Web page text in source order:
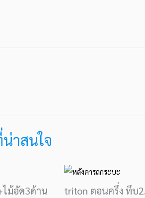
าสนใจ
ม้อัด3ด้าน triton ตอนครึ่ง ทึบ